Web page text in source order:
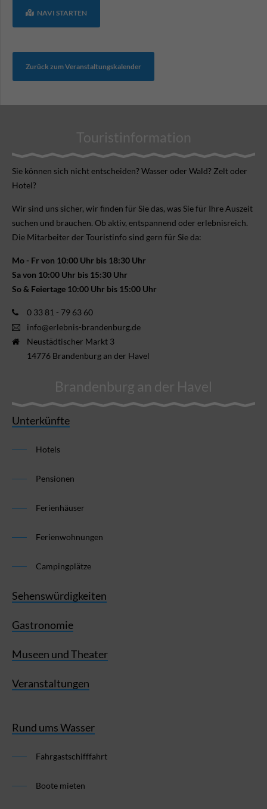
NAVI STARTEN
Zurück zum Veranstaltungskalender
Touristinformation
Sie können sich nicht ent­scheiden? Wasser oder Wald? Zelt oder
Hotel?
Wir sind uns sicher, wir finden für Sie das, was Sie für Ihre Aus­zeit
suchen und brauchen. Ob aktiv, ent­spannend oder erlebnis­reich.
Die Mitarbeiter der Touristinfo sind gern für Sie da:
Mo - Fr von 10:00 Uhr bis 18:30 Uhr
Sa von 10:00 Uhr bis 15:30 Uhr
So & Feiertage 10:00 Uhr bis 15:00 Uhr
0 33 81 - 79 63 60
info@erlebnis-brandenburg.de
Neustädtischer Markt 3
14776 Brandenburg an der Havel
Brandenburg an der Havel
Unterkünfte
Hotels
Pensionen
Ferienhäuser
Ferienwohnungen
Campingplätze
Sehenswürdigkeiten
Gastronomie
Museen und Theater
Veranstaltungen
Rund ums Wasser
Fahrgastschifffahrt
Boote mieten